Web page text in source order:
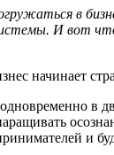
в
И вот
начинает
одновременно в
и